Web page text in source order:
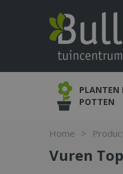
Home >
PLANTEN
POTTEN
Vuren